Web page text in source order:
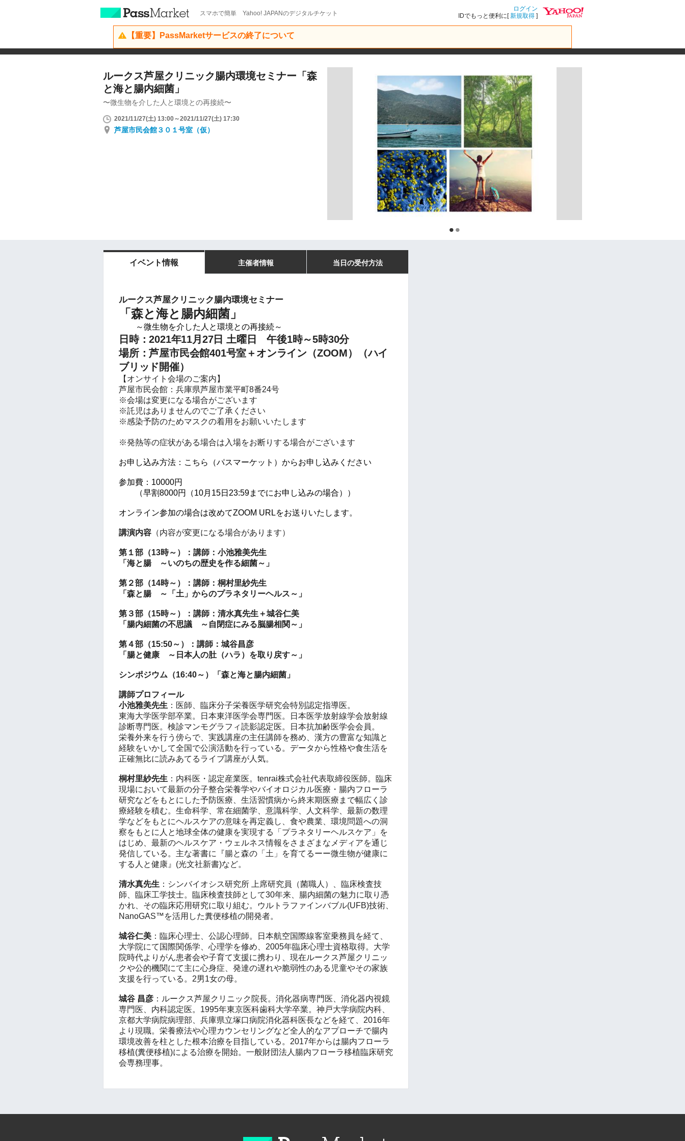
スマホで簡単 Yahoo! JAPANのデジタルチケット
ログイン
IDでもっと便利に[新規取得 ]
【重要】PassMarketサービスの終了について
ルークス芦屋クリニック腸内環境セミナー「森
と海と腸内細菌」
〜微生物を介した人と環境との再接続〜
2021/11/27(土) 13:00～2021/11/27(土) 17:30
芦屋市民会館３０１号室（仮）
イベント情報 主催者情報 当日の受付方法
ルークス芦屋クリニック腸内環境セミナー
「森と海と腸内細菌」
～微生物を介した人と環境との再接続～
日時：2021年11月27日 土曜日 午後1時～5時30分
場所：芦屋市民会館401号室＋オンライン（ZOOM）（ハイ
ブリッド開催）
【オンサイト会場のご案内】
芦屋市民会館：兵庫県芦屋市業平町8番24号
※会場は変更になる場合がございます
※託児はありませんのでご了承ください
※感染予防のためマスクの着用をお願いいたします
※発熱等の症状がある場合は入場をお断りする場合がございます
お申し込み方法：こちら（パスマーケット）からお申し込みください
参加費：10000円
（早割8000円（10月15日23:59までにお申し込みの場合））
オンライン参加の場合は改めてZOOM URLをお送りいたします。
講演内容 （内容が変更になる場合があります）
第１部（13時～）：講師：小池雅美先生
「海と腸 ～いのちの歴史を作る細菌～」
第２部（14時～）：講師：桐村里紗先生
「森と腸 ～「土」からのプラネタリーヘルス～」
第３部（15時～）：講師：清水真先生＋城谷仁美
「腸内細菌の不思議 ～自閉症にみる脳腸相関～」
第４部（15:50～）：講師：城谷昌彦
「腸と健康 ～日本人の肚（ハラ）を取り戻す～」
シンポジウム（16:40～）「森と海と腸内細菌」
講師プロフィール
小池雅美先生 ：医師、臨床分子栄養医学研究会特別認定指導医。
東海大学医学部卒業。日本東洋医学会専門医。日本医学放射線学会放射線
診断専門医。検診マンモグラフィ読影認定医。日本抗加齢医学会会員。
栄養外来を行う傍らで、実践講座の主任講師を務め、漢方の豊富な知識と
経験をいかして全国で公演活動を行っている。データから性格や食生活を
正確無比に読みあてるライブ講座が人気。
桐村里紗先生 ：内科医・認定産業医。tenrai株式会社代表取締役医師。臨床
現場において最新の分子整合栄養学やバイオロジカル医療・腸内フローラ
研究などをもとにした予防医療、生活習慣病から終末期医療まで幅広く診
療経験を積む。生命科学、常在細菌学、意識科学、人文科学、最新の数理
学などをもとにヘルスケアの意味を再定義し、食や農業、環境問題への洞
察をもとに人と地球全体の健康を実現する「プラネタリーヘルスケア」を
はじめ、最新のヘルスケア・ウェルネス情報をさまざまなメディアを通じ
発信している。主な著書に『腸と森の「土」を育てるーー微生物が健康に
する人と健康』(光文社新書)など。
清水真先生 ：シンバイオシス研究所 上席研究員（菌職人）、臨床検査技
師、臨床工学技士。臨床検査技師として30年来、腸内細菌の魅力に取り憑
かれ、その臨床応用研究に取り組む。ウルトラファインバブル(UFB)技術、
NanoGAS™を活用した糞便移植の開発者。
城谷仁美 ：臨床心理士、公認心理師。日本航空国際線客室乗務員を経て、
大学院にて国際関係学、心理学を修め、2005年臨床心理士資格取得。大学
院時代よりがん患者会や子育て支援に携わり、現在ルークス芦屋クリニッ
クや公的機関にて主に心身症、発達の遅れや脆弱性のある児童やその家族
支援を行っている。2男1女の母。
城谷 昌彦 ：ルークス芦屋クリニック院長。消化器病専門医、消化器内視鏡
専門医、内科認定医。1995年東京医科歯科大学卒業。神戸大学病院内科、
京都大学病院病理部、兵庫県立塚口病院消化器科医長などを経て、2016年
より現職。栄養療法や心理カウンセリングなど全人的なアプローチで腸内
環境改善を柱とした根本治療を目指している。2017年からは腸内フローラ
移植(糞便移植)による治療を開始。一般財団法人腸内フローラ移植臨床研究
会専務理事。